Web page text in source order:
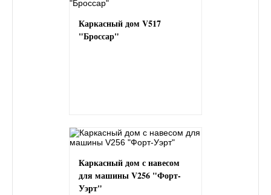
Каркасный дом V517
"Броссар"
Каркасный дом с навесом
для машины V256 "Форт-
Уэрт"